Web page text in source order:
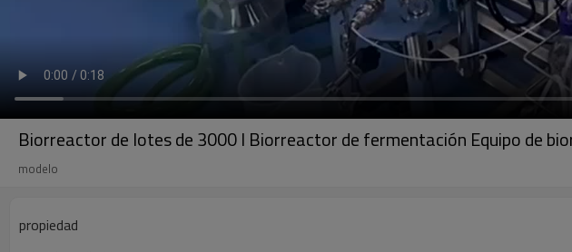
Biorreactor de lotes de 3000 l Biorreactor de fermentación Equipo de
modelo
propiedad